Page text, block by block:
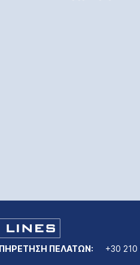
ΠΕΛΑΤΩΝ: +30